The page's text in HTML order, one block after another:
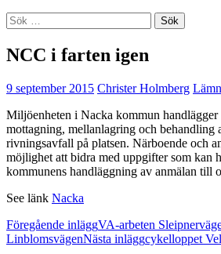
Sök
efter:
NCC i farten igen
9 september 2015 Christer Holmberg
Miljöenheten i Nacka kommun
mottagning, mellanlagring och behandling
rivningsavfall på platsen. Närboende och
möjlighet att bidra med uppgifter som kan
kommunens handläggning av anmälan till
See länk Nacka
Inläggsnavigering
Föregående inläggVA-arbeten
LinblomsvägenNästa inläggcykelloppet